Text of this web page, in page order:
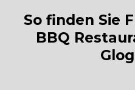
So finden Sie
BBQ